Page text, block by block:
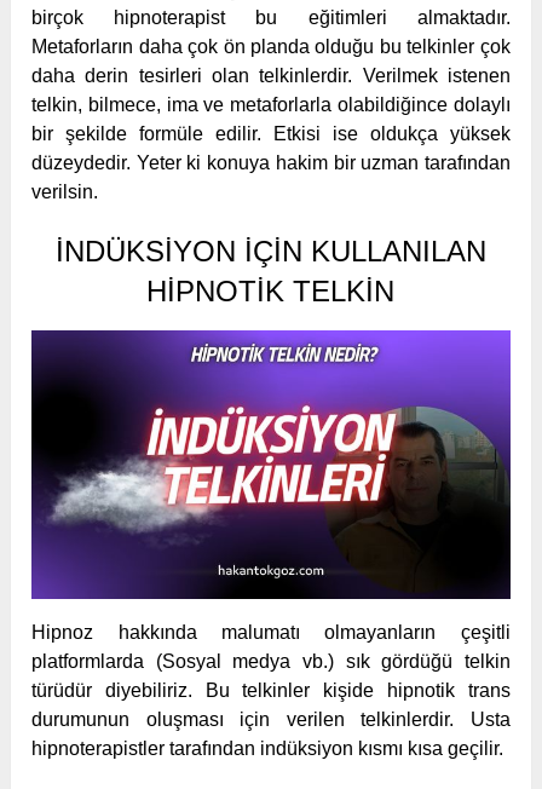
birçok hipnoterapist bu eğitimleri almaktadır.
Metaforların daha çok ön planda olduğu bu telkinler çok
daha derin tesirleri olan telkinlerdir. Verilmek istenen
telkin, bilmece, ima ve metaforlarla olabildiğince dolaylı
bir şekilde formüle edilir. Etkisi ise oldukça yüksek
düzeydedir. Yeter ki konuya hakim bir uzman tarafından
verilsin.
İNDÜKSIYON IÇIN KULLANILAN
HIPNOTIK TELKIN
Hipnoz hakkında malumatı olmayanların çeşitli
platformlarda (Sosyal medya vb.) sık gördüğü telkin
türüdür diyebiliriz. Bu telkinler kişide hipnotik trans
durumunun oluşması için verilen telkinlerdir. Usta
hipnoterapistler tarafından indüksiyon kısmı kısa geçilir.